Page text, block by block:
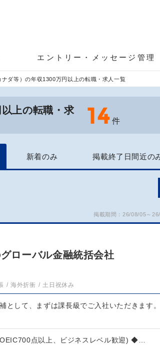
エントリー・メッセージ管理
ダ等）の年収1300万円以上の転職・求人一覧
上の転職・求
14 件
新着のみ 掲載終了日間近の
掲載期間：26/08/05～
ローバル金融統括会社
海外折衝 土日祝休み
として、まずは課長級でご入社いただきます
点以上、ビジネスレベル歓迎) ◆…